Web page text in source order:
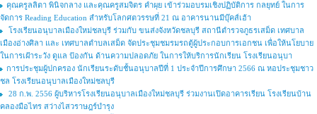
คุณครูลลิตา พินิจกลาง และคุณครูสมจิตร คำผุย เข้าร่วมอบรมเชิงปฏิบัติการ กลยุทย์ ในการ
จัดการ Reading Education สำหรับโลกศตวรรษที่ 21 ณ อาคารนานมีบุ๊คส์เฮ้า
โรงเรียนอนุบาลเมืองใหม่ชลบุรี ร่วมกับ ขนส่งจังหวัดชลบุรี สถานีตำรวจภูธรเสม็ด เทศบาล
เมืองอ่างศิลา และ เทศบาลตำบลเสม็ด จัดประชุมชมรมรถตู้ผู้ประกอบการเอกชน เพื่อให้นโยบาย
ในการเฝ้าระวัง ดูแล ป้องกัน ด้านความปลอดภัย ในการให้บริการนักเรียน โรงเรียนอนุบา
การประชุมผู้ปกครอง นักเรียนระดับชั้นอนุบาลปีที่ 1 ประจำปีการศึกษา 2566 ณ หอประชุมชาว
ชล โรงเรียนอนุบาลเมืองใหม่ชลบุรี
28 ก.พ. 2556 ผู้บริหารโรงเรียนอนุบาลเมืองใหม่ชลบุรี ร่วมงานเปิดอาคารเรียน โรงเรียนบ้าน
คลองมือไทร สว่างไสวราษฎร์บำรุง